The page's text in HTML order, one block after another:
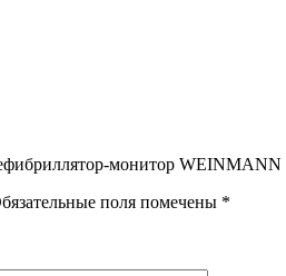
монитор WEINMANN
поля помечены *